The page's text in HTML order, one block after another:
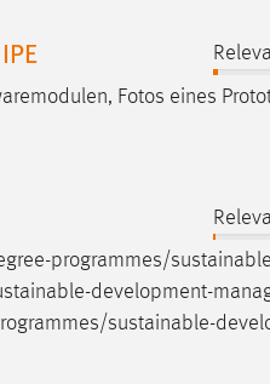
Fotos eines
programmes/
development-
sustainable-